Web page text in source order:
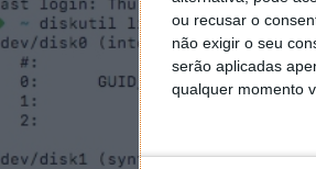
ou recusar o
não exigir o seu
serão aplicadas
qualquer momento